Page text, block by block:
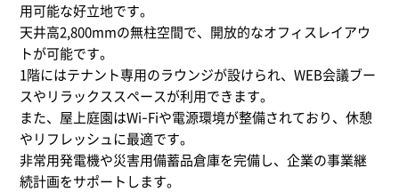
用可能な好立地です。
天井高2,800mmの無柱空間で、開放的なオフィスレイアウ
トが可能です。
1階にはテナント専用のラウンジが設けられ、WEB会議ブー
スやリラックススペースが利用できます。​
また、屋上庭園はWi-Fiや電源環境が整備されており、休憩
やリフレッシュに最適です。​
非常用発電機や災害用備蓄品倉庫を完備し、企業の事業継
続計画をサポートします。 ​